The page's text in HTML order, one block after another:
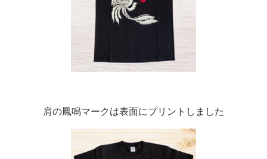
肩の鳳鳴マークは表面にプリントしました